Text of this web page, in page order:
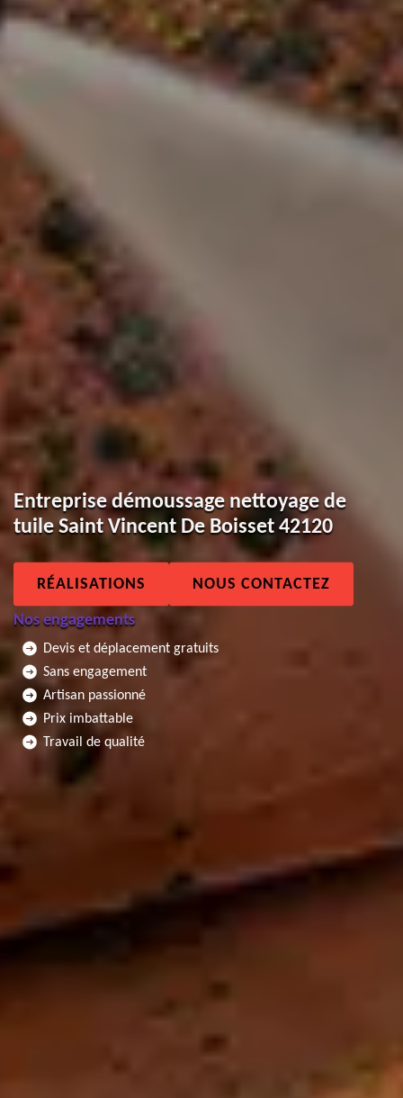
Entreprise démoussage nettoyage de
tuile Saint Vincent De Boisset 42120
RÉALISATIONS NOUS CONTACTEZ
Nos engagements
Devis et déplacement gratuits
Sans engagement
Artisan passionné
Prix imbattable
Travail de qualité